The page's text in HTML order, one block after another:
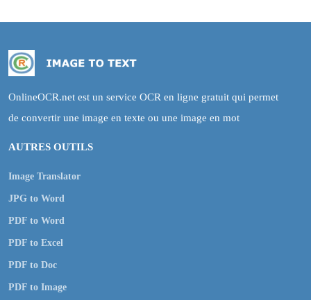
OnlineOCR.net est un service OCR en ligne gratuit qui permet
de convertir une image en texte ou une image en mot
AUTRES OUTILS
Image Translator
JPG to Word
PDF to Word
PDF to Excel
PDF to Doc
PDF to Image